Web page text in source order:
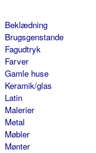
Beklædning
Brugsgenstande
Fagudtryk
Farver
Gamle huse
Keramik/glas
Latin
Malerier
Metal
Møbler
Mønter